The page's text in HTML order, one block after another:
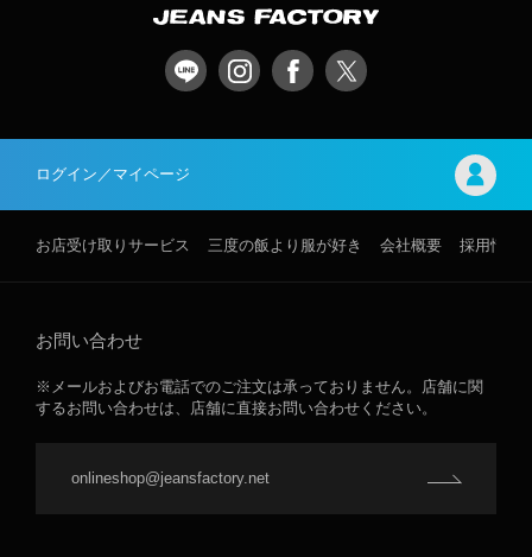
ログイン／マイページ
お店受け取りサービス 三度の飯より服が好き 会社概要 採用情報
お問い合わせ
※メールおよびお電話でのご注文は承っておりません。店舗に関
するお問い合わせは、店舗に直接お問い合わせください。
onlineshop@jeansfactory.net